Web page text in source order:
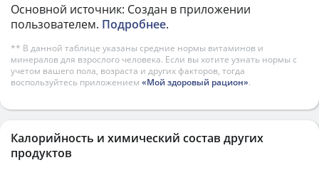
Основной источник: Создан в приложении
пользователем. Подробнее.
** В данной таблице указаны средние нормы витаминов и
минералов для взрослого человека. Если вы хотите узнать нормы с
учетом вашего пола, возраста и других факторов, тогда
воспользуйтесь приложением «Мой здоровый рацион».
Калорийность и химический состав других
продуктов